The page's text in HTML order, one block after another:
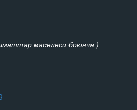
маселеси боюнча )